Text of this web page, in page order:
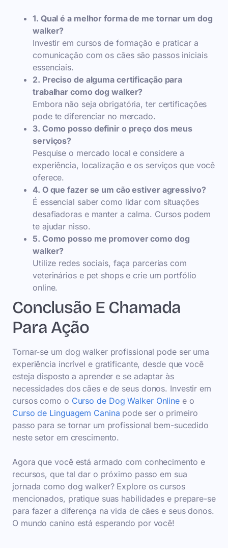
1. Qual é a melhor forma de me tornar um dog
walker?
Investir em cursos de formação e praticar a
comunicação com os cães são passos iniciais
essenciais.
2. Preciso de alguma certificação para
trabalhar como dog walker?
Embora não seja obrigatória, ter certificações
pode te diferenciar no mercado.
3. Como posso definir o preço dos meus
serviços?
Pesquise o mercado local e considere a
experiência, localização e os serviços que você
oferece.
4. O que fazer se um cão estiver agressivo?
É essencial saber como lidar com situações
desafiadoras e manter a calma. Cursos podem
te ajudar nisso.
5. Como posso me promover como dog
walker?
Utilize redes sociais, faça parcerias com
veterinários e pet shops e crie um portfólio
online.
Conclusão E Chamada
Para Ação
Tornar-se um dog walker profissional pode ser uma
experiência incrível e gratificante, desde que você
esteja disposto a aprender e se adaptar às
necessidades dos cães e de seus donos. Investir em
cursos como o Curso de Dog Walker Online e o
Curso de Linguagem Canina pode ser o primeiro
passo para se tornar um profissional bem-sucedido
neste setor em crescimento.
Agora que você está armado com conhecimento e
recursos, que tal dar o próximo passo em sua
jornada como dog walker? Explore os cursos
mencionados, pratique suas habilidades e prepare-se
para fazer a diferença na vida de cães e seus donos.
O mundo canino está esperando por você!